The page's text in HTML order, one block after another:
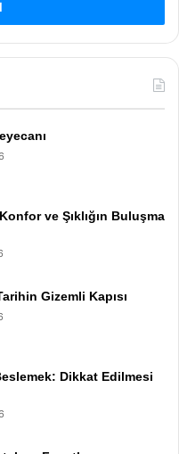
ve Şıklığın Buluşma
Gizemli Kapısı
Dikkat Edilmesi